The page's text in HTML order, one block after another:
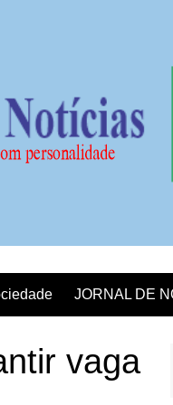
JORNAL DE
vaga